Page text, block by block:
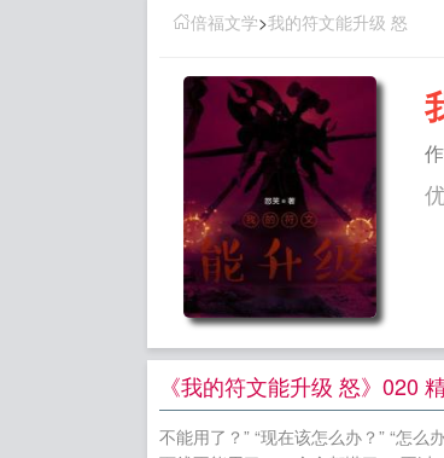
倍福文学>我的符文能升级 怒
《我的符文能升级 怒》020
不能用了？” “现在该怎么办？” “怎